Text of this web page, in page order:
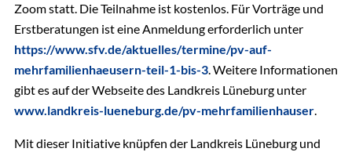
Zoom statt. Die Teilnahme ist kostenlos. Für Vorträge und
Erstberatungen ist eine Anmeldung erforderlich unter
https://www.sfv.de/aktuelles/termine/pv-auf-
mehrfamilienhaeusern-teil-1-bis-3. Weitere Informationen
gibt es auf der Webseite des Landkreis Lüneburg unter
www.landkreis-lueneburg.de/pv-mehrfamilienhauser.
Mit dieser Initiative knüpfen der Landkreis Lüneburg und